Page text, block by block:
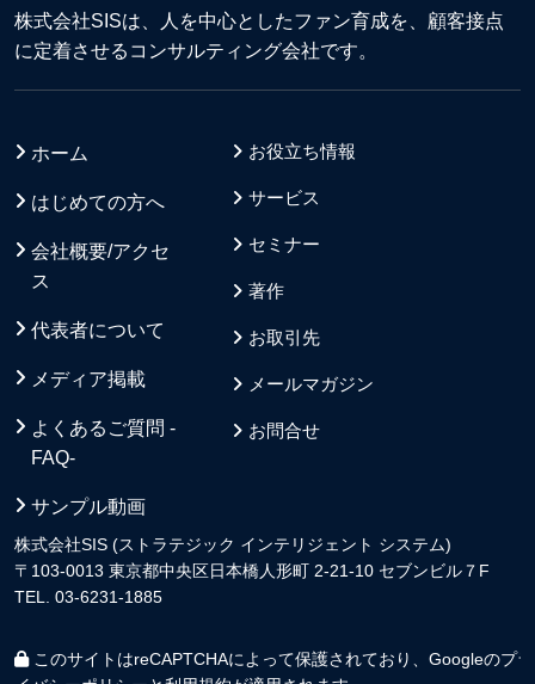
株式会社SISは、人を中心としたファン育成を、顧客接点
に定着させるコンサルティング会社です。
ホーム
はじめての方へ
会社概要/アクセ
ス
代表者について
メディア掲載
よくあるご質問 -
FAQ-
サンプル動画
お役立ち情報
サービス
セミナー
著作
お取引先
メールマガジン
お問合せ
株式会社SIS (ストラテジック インテリジェント システム)
〒103-0013 東京都中央区日本橋人形町 2-21-10 セブンビル７F
TEL. 03-6231-1885
このサイトはreCAPTCHAによって保護されており、Googleのプラ